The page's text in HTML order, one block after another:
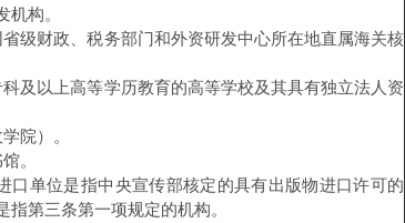
构。
省级财政、税务部门和外资研发中心所在地直属海关核
科及以上高等学历教育的高等学校及其具有独立法人资
院）。
。
口单位是指中央宣传部核定的具有出版物进口许可的
第三条第一项规定的机构。